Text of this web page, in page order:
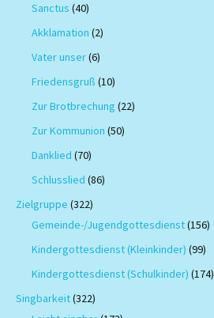
Sanctus (40)
Akklamation (2)
Vater unser(6)
Friedensgruß (10)
Zur Brotbrechung (22)
Zur Kommunion (50)
Danklied (70)
Schlusslied (86)
Zielgruppe (322)
Gemeinde-/Jugendgottesdienst(156)
Kindergottesdienst (Kleinkinder) (99)
Kindergottesdienst (Schulkinder) (174)
Singbarkeit(322)